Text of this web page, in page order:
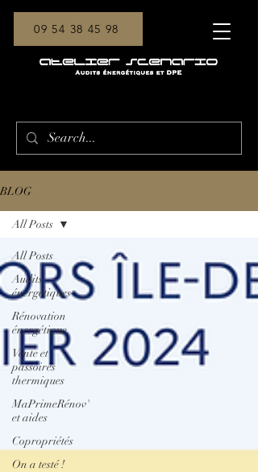
09 54 38 45 98
BLOG
All Posts
Audits
énergétiques
Rénovation
énergétique
Vente et
passoires
thermiques
MaPrimeRénov'
et aides
Copropriétés
On a testé !
All Posts